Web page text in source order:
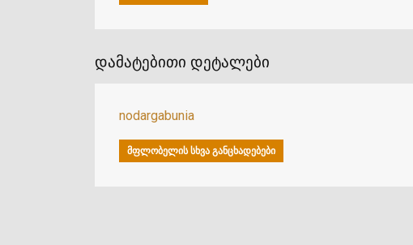
დამატებითი დეტალები
nodargabunia
ᲛᲤᲚᲝᲑᲔᲚᲘᲡ ᲡᲮᲕᲐ ᲒᲐᲜᲪᲮᲐᲓᲔᲑᲔᲑᲘ